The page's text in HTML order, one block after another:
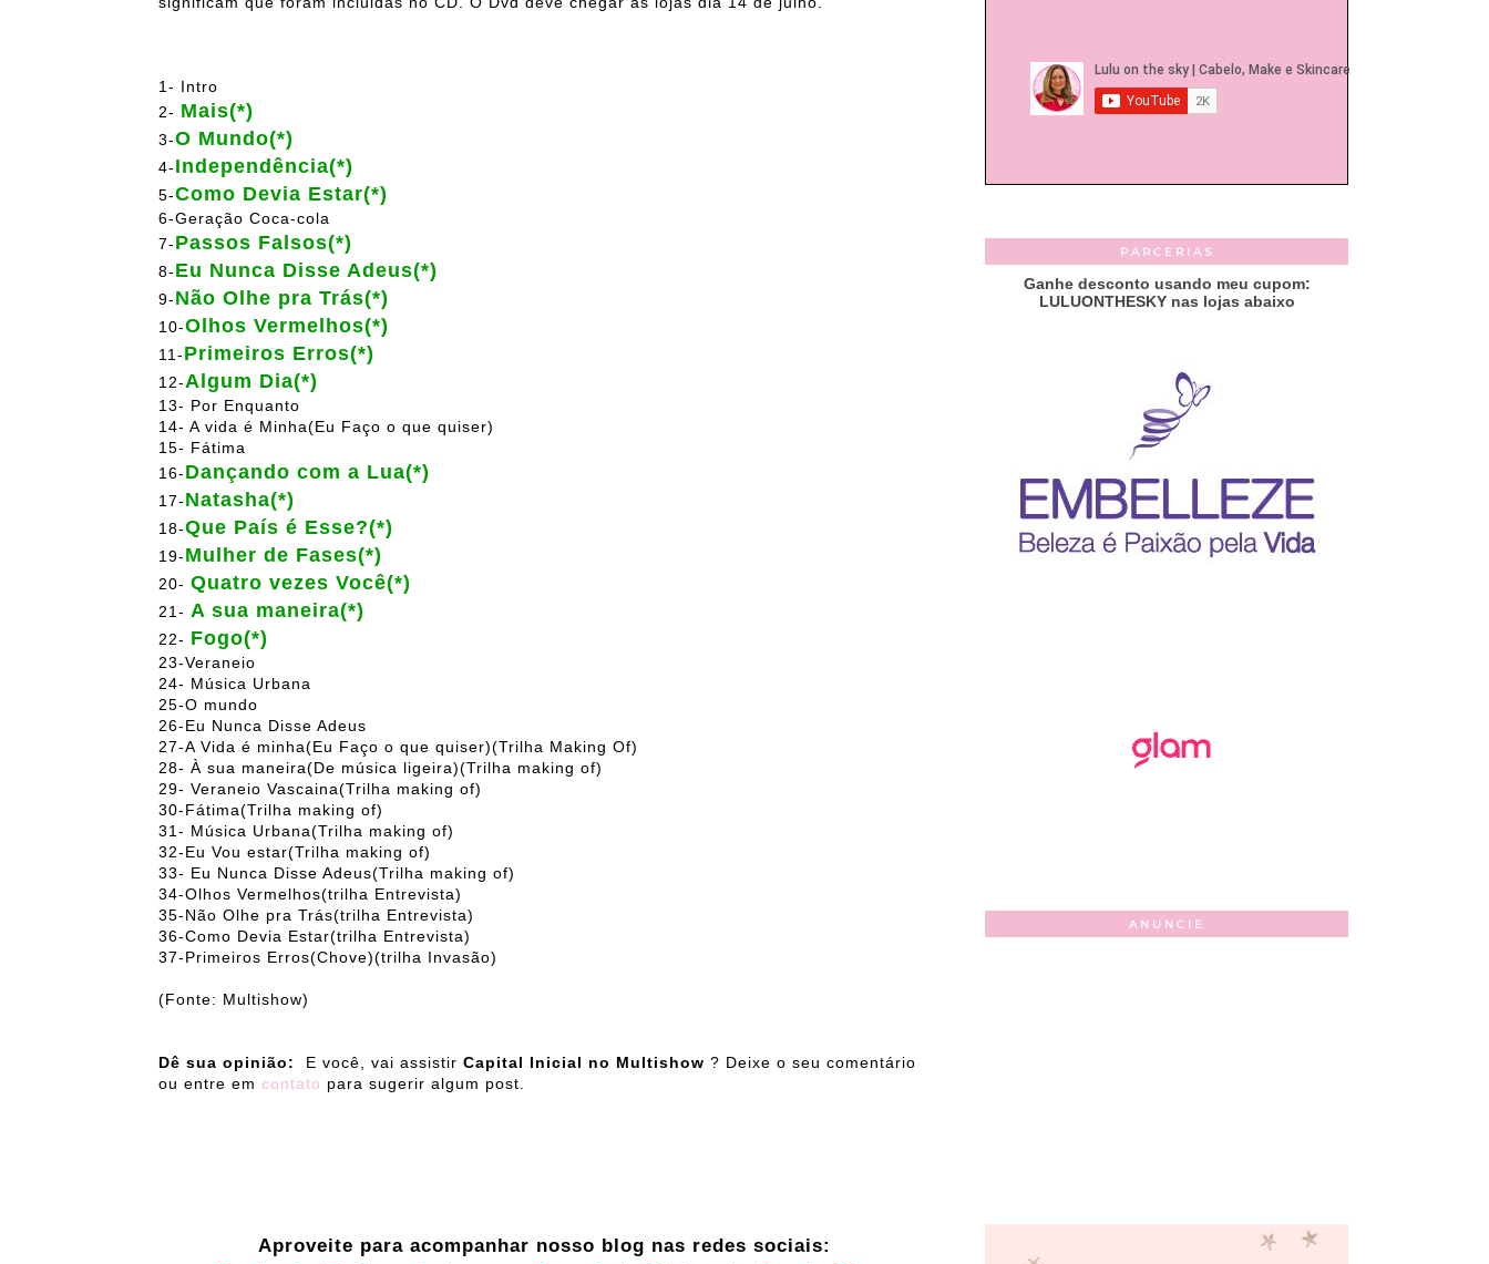
1- Intro
2- Mais(*)
3-O Mundo(*)
4-Independência(*)
5-Como Devia Estar(*)
6-Geração Coca-cola
7-Passos Falsos(*)
8-Eu Nunca Disse Adeus(*)
9-Não Olhe pra Trás(*)
10-Olhos Vermelhos(*)
11-Primeiros Erros(*)
12-Algum Dia(*)
13- Por Enquanto
14- A vida é Minha(Eu Faço o que quiser)
15- Fátima
16-Dançando com a Lua(*)
17-Natasha(*)
18-Que País é Esse?(*)
19-Mulher de Fases(*)
20- Quatro vezes Você(*)
21- A sua maneira(*)
22- Fogo(*)
23-Veraneio
24- Música Urbana
25-O mundo
26-Eu Nunca Disse Adeus
27-A Vida é minha(Eu Faço o que quiser)(Trilha Making Of)
28- À sua maneira(De música ligeira)(Trilha making of)
29- Veraneio Vascaina(Trilha making of)
30-Fátima(Trilha making of)
31- Música Urbana(Trilha making of)
32-Eu Vou estar(Trilha making of)
33- Eu Nunca Disse Adeus(Trilha making of)
34-Olhos Vermelhos(trilha Entrevista)
35-Não Olhe pra Trás(trilha Entrevista)
36-Como Devia Estar(trilha Entrevista)
37-Primeiros Erros(Chove)(trilha Invasão)
(Fonte: Multishow)
Dê sua opinião: E você, vai assistir Capital Inicial no Multishow ? Deixe o seu comentário
ou entre em contato para sugerir algum post.
Aproveite para acompanhar nosso blog nas redes sociais:
PARCERIAS
Ganhe desconto usando meu cupom:
LULUONTHESKY nas lojas abaixo
ANUNCIE